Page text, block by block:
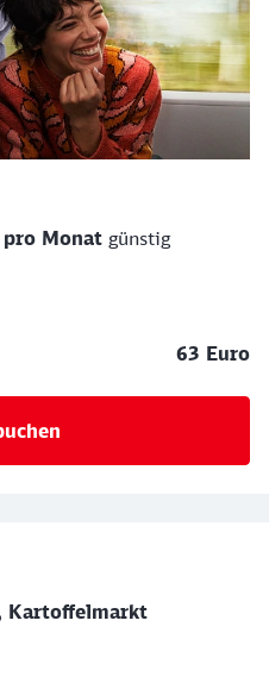
Monat günstig
63 Euro
Kartoffelmarkt